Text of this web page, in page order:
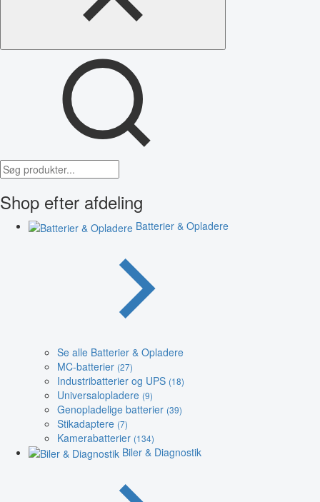
Shop efter afdeling
Batterier & Opladere
Se alle Batterier & Opladere
MC-batterier (27)
Industribatterier og UPS (18)
Universalopladere (9)
Genopladelige batterier (39)
Stikadaptere (7)
Kamerabatterier (134)
Biler & Diagnostik